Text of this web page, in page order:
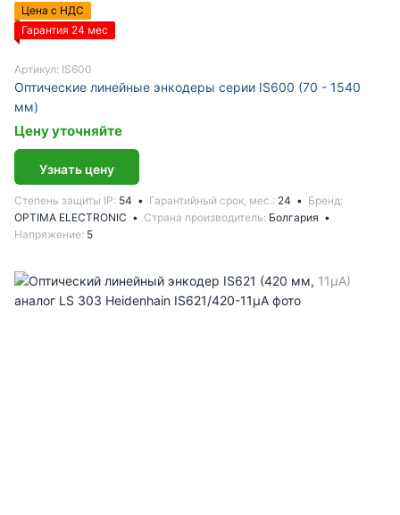
Цена с НДС
Гарантия 24 мес
Артикул: IS600
Оптические линейные энкодеры серии IS600 (70 - 1540
мм)
Цену уточняйте
Узнать цену
Степень защиты IP 54 Гарантийный срок, мес. 24
Бренд
OPTIMA ELECTRONIC
Страна производитель Болгария
Напряжение 5